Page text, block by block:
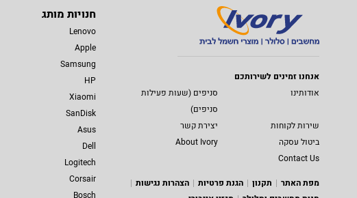
אנחנו זמינים לשירותכם
אודותינו
סניפים (שעות פעילות
סניפים)
שירות לקוחות
יצירת קשר
ביטול עסקה
About Ivory
Contact Us
מפת האתר
תקנון הגנת פרטיות
הצהרות נגישות
חנויות מותג
Lenovo
Apple
Samsung
HP
Xiaomi
SanDisk
Asus
Dell
Logitech
Corsair
Bosch